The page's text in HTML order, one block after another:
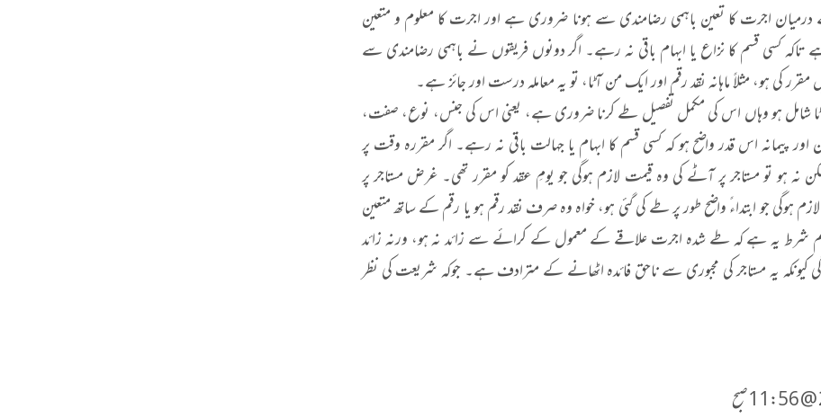
درمیان اجرت کا تعین باہمی رضامندی سے ہونا ضروری ہے اور اجرت کا معلوم و متعین
کسی قسم کا نزاع یا ابہام باقی نہ رہے۔ اگر دونوں فریقوں نے باہمی رضامندی سے
کی ہو، مثلاً ماہانہ نقد رقم اور ایک من آٹا، تو یہ معاملہ درست اور جائز ہے۔
شامل ہو وہاں اس کی مکمل تفصیل طے کرنا ضروری ہے، یعنی اس کی جنس، نوع، صفت،
اور پیمانہ اس قدر واضح ہو کہ کسی قسم کا ابہام یا جہالت باقی نہ رہے۔ اگر مقررہ وقت پر
نہ ہو تو مستاجر پر آٹے کی وہ قیمت لازم ہوگی جو یومِ عقد کو مقرر تھی۔ غرض مستاجر پر
جو ابتداءً واضح طور پر طے کی گئی ہو، خواہ وہ صرف نقد رقم ہو یا رقم کے ساتھ متعین
شرط یہ ہے کہ طے شدہ اجرت علاقے کے معمول کے کرائے سے زائد نہ ہو، ورنہ زائد
کیونکہ یہ مستاجر کی مجبوری سے ناحق فائدہ اٹھانے کے مترادف ہے۔ جوکہ شریعت کی نظر